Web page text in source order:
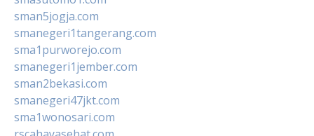
sman5jogja.com
smanegeri1tangerang.com
sma1purworejo.com
smanegeri1jember.com
sman2bekasi.com
smanegeri47jkt.com
sma1wonosari.com